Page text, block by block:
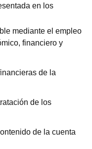
en los
mediante el empleo
financiero y
de la
de los
de la cuenta